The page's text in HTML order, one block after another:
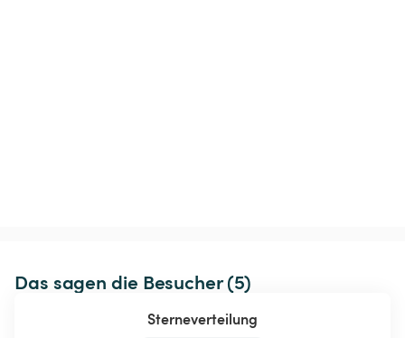
Das sagen die Besucher (5)
Sterneverteilung